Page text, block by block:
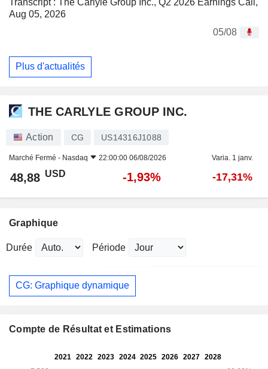
Aug 05, 2026
05/08
Plus d'actualités
THE CARLYLE GROUP INC.
Action CG US14316J1088
Marché Fermé - Nasdaq 22:00:00 06/08/2026 Varia. 1 janv.
48,88 USD -1,93% -17,31%
Graphique
Durée Période
CG: Graphique dynamique
Compte de Résultat et Estimations